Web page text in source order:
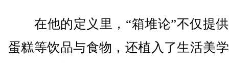
在他的定义里，“箱堆论”不仅提
蛋糕等饮品与食物，还植入了生活美